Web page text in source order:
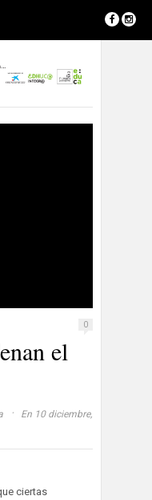
0
el
·
En 10 diciembre,
ciertas